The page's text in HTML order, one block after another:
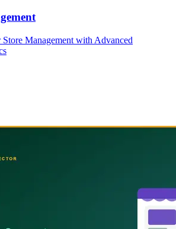
Management with Advanced